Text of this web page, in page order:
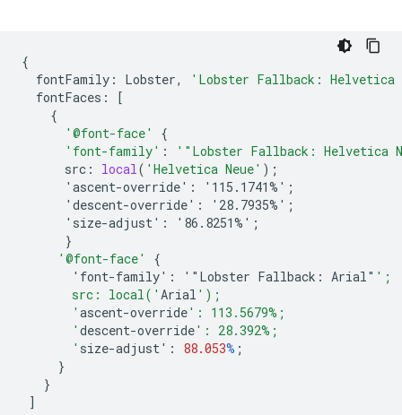
{
fontFamily : Lobster,
'Lobster Fallback: Helvetica
fontFaces :
[
{
'@font-face'
{
'font-family' :
'"Lobster Fallback: Helvetica
src : local( 'Helvetica Neue' );
'ascent-override':
'115.1741%' ;
'descent-override':
'28.7935%' ;
'size-adjust':
'86.8251%' ;
}
'@font-face'
{
'font-family':
'"Lobster Fallback : Arial" ';
       src: local('
Arial ');
       '
ascent-override': 113.5679%;
       '
descent-override': 28.392%;
       '
size-adjust' : 88.053% ;
}
}
]